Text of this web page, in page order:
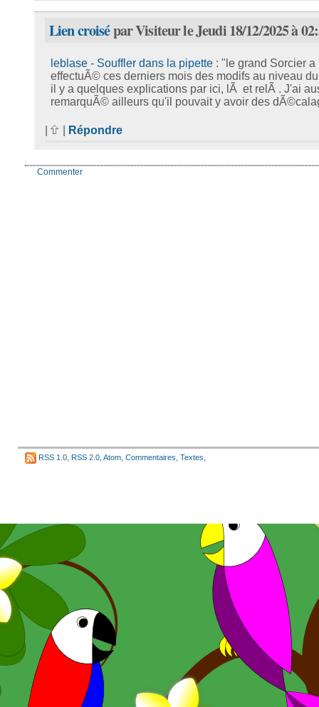
Lien croisépar Visiteur le Jeudi 18/12/2025 à
leblase - Souffler dans la pipette: "le grand Sorcier a
effectuÃ© ces derniers mois des modifs au niveau
il y a quelques explications par ici, lÃ et relÃ . J'ai
remarquÃ© ailleurs qu'il pouvait y avoir des
Répondre
Commenter
RSS 1.0 RSS 2.0 Atom Commentaires Textes